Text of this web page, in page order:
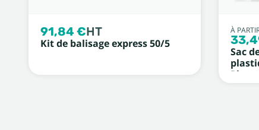
91,84 €HT
Kit de balisage express 50/5
À
Sac